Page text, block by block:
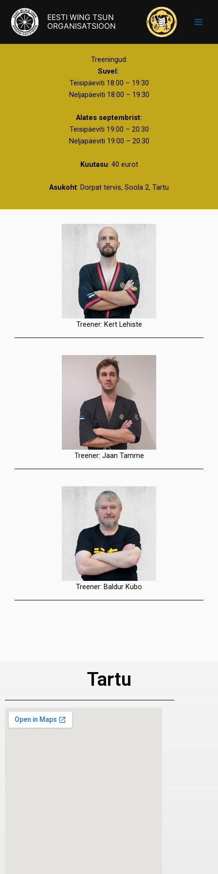
content
EESTI WING TSUN
ORGANISATSIOON
Treeningud:
Suvel:
Teisipäeviti 18:00 – 19:30
Neljapäeviti 18:00 – 19:30
Alates septembrist:
Teisipäeviti 19:00 – 20:30
Neljapäeviti 19:00 – 20:30
Kuutasu: 40 eurot
Asukoht: Dorpat tervis, Soola 2, Tartu
Treener: Kert Lehiste
Treener: Jaan Tamme
Treener: Baldur Kubo
Tartu